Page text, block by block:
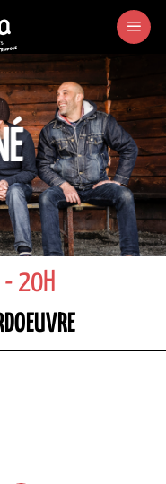
20H